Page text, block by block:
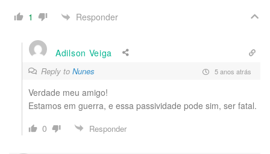
1
Responder
Adilson Veiga
Reply to Nunes 5 anos atrás
Verdade meu amigo!
Estamos em guerra, e essa passividade pode sim, ser fatal.
0
Responder